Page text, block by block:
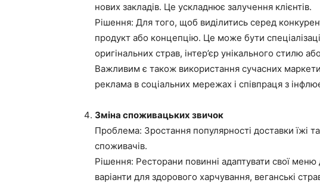
нових закладів. Це ускладнює залучення клієнтів.
Рішення: Для того, щоб виділитись серед
продукт або концепцію. Це може бути
оригінальних страв, інтер’єр унікального стилю
Важливим є також використання сучасних
реклама в соціальних мережах і співпраця з
Зміна споживацьких звичок
Проблема: Зростання популярності доставки їжі
споживачів.
Рішення: Ресторани повинні адаптувати свої
варіанти для здорового харчування, веганські